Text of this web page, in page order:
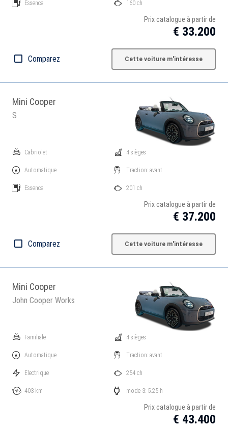
Essence 160 ch
Prix catalogue à partir de
€ 33.200
Comparez Cette voiture m'intéresse
Mini Cooper
S
Cabriolet
Automatique
Essence
4 sièges
Traction: avant
201 ch
Prix catalogue à partir de
€ 37.200
Comparez Cette voiture m'intéresse
Mini Cooper
John Cooper Works
Familiale
Automatique
Electrique
403 km
4 sièges
Traction: avant
254 ch
mode 3: 5.25 h
Prix catalogue à partir de
€ 43.400